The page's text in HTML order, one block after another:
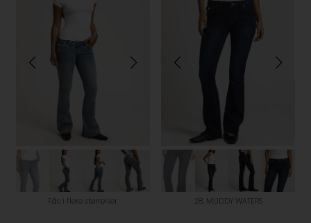
Fås i flere størrelser 28, MUDDY WATERS